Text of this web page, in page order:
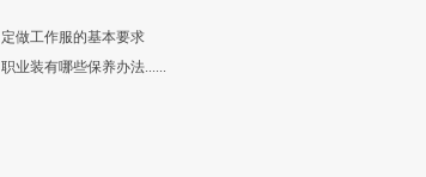
定做工作服的基本要求
职业装有哪些保养办法......